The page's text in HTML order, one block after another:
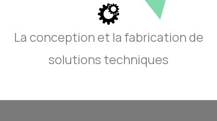
La conception et la fabrication de
solutions techniques